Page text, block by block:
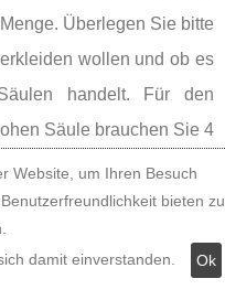
Überlegen Sie bitte
wollen und ob es
handelt. Für den
Säule brauchen Sie 4
einer halben, 2 m
Viertel. Multiplizieren Sie
Viertel mit der
Sie bitte die errechnete
Website, um Ihren Besuch
bieten zu
damit einverstanden.
Ok